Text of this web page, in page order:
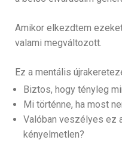
Amikor elkezdtem
valami megváltozott.
Ez a mentális
Biztos, hogy tényleg
Mi történne, ha most
Valóban veszélyes ez
kényelmetlen?